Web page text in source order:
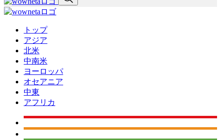
トップ
アジア
北米
中南米
ヨーロッパ
オセアニア
中東
アフリカ